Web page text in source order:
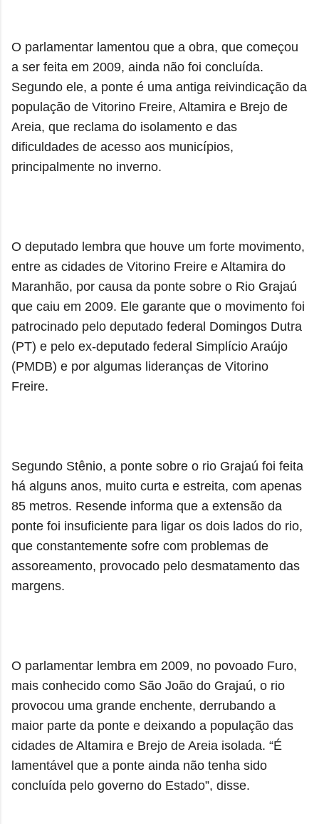
O parlamentar lamentou que a obra, que começou
a ser feita em 2009, ainda não foi concluída.
Segundo ele, a ponte é uma antiga reivindicação da
população de Vitorino Freire, Altamira e Brejo de
Areia, que reclama do isolamento e das
dificuldades de acesso aos municípios,
principalmente no inverno.
O deputado lembra que houve um forte movimento,
entre as cidades de Vitorino Freire e Altamira do
Maranhão, por causa da ponte sobre o Rio Grajaú
que caiu em 2009. Ele garante que o movimento foi
patrocinado pelo deputado federal Domingos Dutra
(PT) e pelo ex-deputado federal Simplício Araújo
(PMDB) e por algumas lideranças de Vitorino
Freire.
Segundo Stênio, a ponte sobre o rio Grajaú foi feita
há alguns anos, muito curta e estreita, com apenas
85 metros. Resende informa que a extensão da
ponte foi insuficiente para ligar os dois lados do rio,
que constantemente sofre com problemas de
assoreamento, provocado pelo desmatamento das
margens.
O parlamentar lembra em 2009, no povoado Furo,
mais conhecido como São João do Grajaú, o rio
provocou uma grande enchente, derrubando a
maior parte da ponte e deixando a população das
cidades de Altamira e Brejo de Areia isolada. “É
lamentável que a ponte ainda não tenha sido
concluída pelo governo do Estado”, disse.